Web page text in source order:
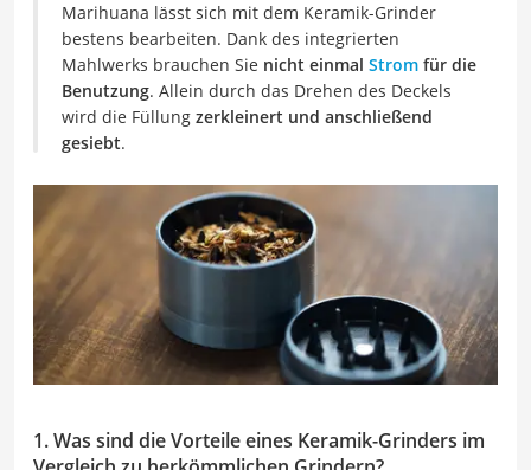
Marihuana lässt sich mit dem Keramik-Grinder
bestens bearbeiten. Dank des integrierten
Mahlwerks brauchen Sie nicht einmal Strom für die
Benutzung. Allein durch das Drehen des Deckels
wird die Füllung zerkleinert und anschließend
gesiebt.
1. Was sind die Vorteile eines Keramik-Grinders im